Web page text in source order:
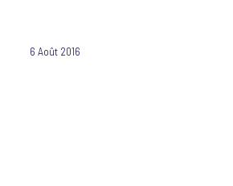
6 Août 2016